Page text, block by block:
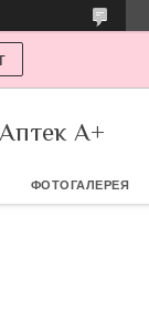
А+
ФОТОГАЛЕРЕЯ